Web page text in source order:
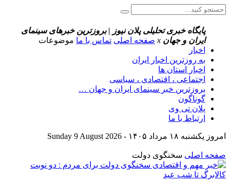
پایگاه خبری تحلیلی پلان نیوز | بروزترین خبرهای سینمای
ایران و جهان x صفحه اصلی تماس با ما موضوعات
اخبار
به روزترین اخبار ایران
اخبار استان ها
اجتماعی ، اقتصادی ، سیاسی
بروزترین خبر سینمای ایران و جهان …
گوناگون
پلان تی وی
ارتباط با ما
امروز یکشنبه ۱۸ مرداد ۱۴۰۵ - Sunday 9 August 2026
صفحه اصلی سخنگوی دولت